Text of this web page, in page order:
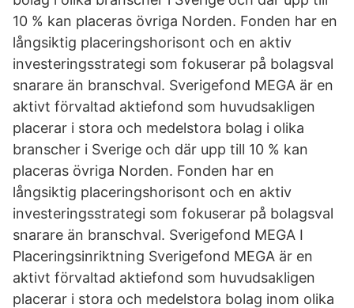
10 % kan placeras övriga Norden. Fonden har en
långsiktig placeringshorisont och en aktiv
investeringsstrategi som fokuserar på bolagsval
snarare än branschval. Sverigefond MEGA är en
aktivt förvaltad aktiefond som huvudsakligen
placerar i stora och medelstora bolag i olika
branscher i Sverige och där upp till 10 % kan
placeras övriga Norden. Fonden har en
långsiktig placeringshorisont och en aktiv
investeringsstrategi som fokuserar på bolagsval
snarare än branschval. Sverigefond MEGA I
Placeringsinriktning Sverigefond MEGA är en
aktivt förvaltad aktiefond som huvudsakligen
placerar i stora och medelstora bolag inom olika